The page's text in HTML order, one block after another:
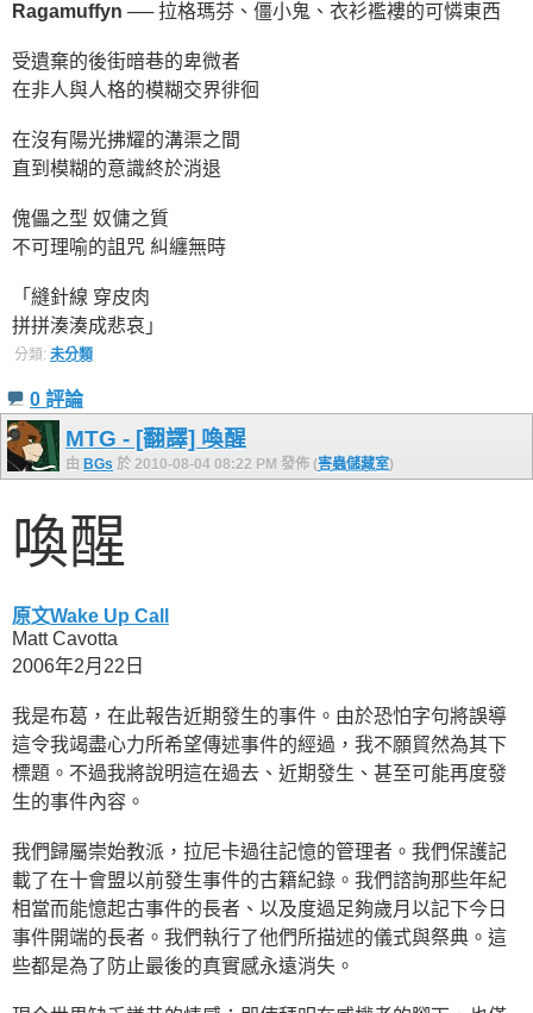
Ragamuffyn ── 拉格瑪芬、僵小鬼、衣衫襤褸的可憐東西
受遺棄的後街暗巷的卑微者
在非人與人格的模糊交界徘徊
在沒有陽光拂耀的溝渠之間
直到模糊的意識終於消退
傀儡之型 奴傭之質
不可理喻的詛咒 糾纏無時
「縫針線 穿皮肉
拼拼湊湊成悲哀」
分類: 未分類
0 評論
MTG - [翻譯] 喚醒
由 BGs 於 2010-08-04 08:22 PM 發佈 (害蟲儲藏室)
喚醒
原文Wake Up Call
Matt Cavotta
2006年2月22日
我是布葛，在此報告近期發生的事件。由於恐怕字句將誤導
這令我竭盡心力所希望傳述事件的經過，我不願貿然為其下
標題。不過我將說明這在過去、近期發生、甚至可能再度發
生的事件內容。
我們歸屬崇始教派，拉尼卡過往記憶的管理者。我們保護記
載了在十會盟以前發生事件的古籍紀錄。我們諮詢那些年紀
相當而能憶起古事件的長者、以及度過足夠歲月以記下今日
事件開端的長者。我們執行了他們所描述的儀式與祭典。這
些都是為了防止最後的真實感永遠消失。